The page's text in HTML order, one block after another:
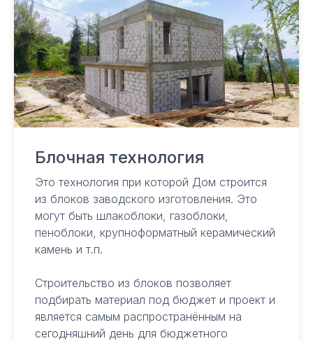
Блочная технология
Это технология при которой Дом строится
из блоков заводского изготовления. Это
могут быть шлакоблоки, газоблоки,
пеноблоки, крупноформатный керамический
камень и т.п.
Строительство из блоков позволяет
подбирать материал под бюджет и проект и
является самым распространённым на
сегодняшний день для бюджетного